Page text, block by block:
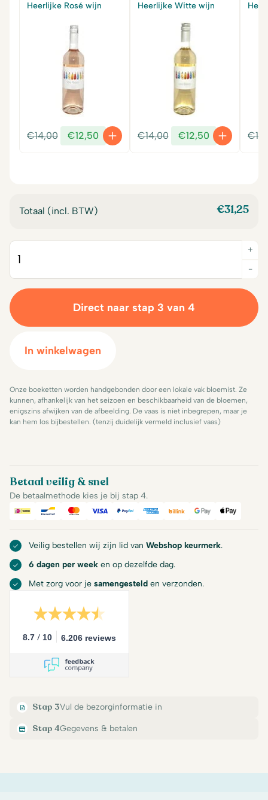
Heerlijke Rosé wijn
€14,00
Oorspronkelijke
prijs
€12,50
Huidige
prijs
Heerlijke Witte wijn
€14,00
Oorspronkelijke
prijs
€12,50
Huidige
prijs
€
Totaal (incl. BTW) €31,25
-
+
Direct naar stap 3 van 4
In winkelwagen
Onze boeketten worden handgebonden door een lokale vak bloemist. Ze
kunnen, afhankelijk van het seizoen en beschikbaarheid van de bloemen,
enigszins afwijken van de afbeelding. De vaas is niet inbegrepen, maar je
kan hem los bijbestellen. (tenzij duidelijk vermeld inclusief vaas)
Betaal veilig & snel
De betaalmethode kies je bij stap 4.
iDeal Bancontact
Mastercard
Visa PayPalAmerican Express
BillinkGoogle Pay
Apple
Veilig bestellen wij zijn lid van Webshop keurmerk.
6 dagen per week en op dezelfde dag.
Met zorg voor je samengesteld en verzonden.
8.7 / 10 6.206 reviews
Stap 3Vul de bezorginformatie in
Stap 4Gegevens & betalen